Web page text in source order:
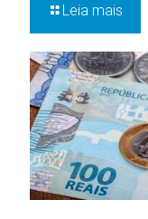
Leia mais